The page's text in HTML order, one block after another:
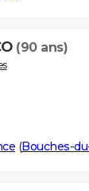
(90 ans)
(Bouches-